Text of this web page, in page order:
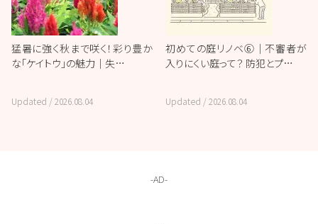
猛暑に強く秋まで咲く！彩り豊か
な「ケイトウ」の魅力｜失…
Updated /2026.08.04
初めての庭リノベ⑥｜不審者が
入りにくい庭って？ 防犯とプ…
Updated /2026.08.04